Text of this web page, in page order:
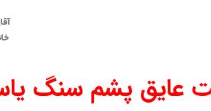
عایق پشم سنگ